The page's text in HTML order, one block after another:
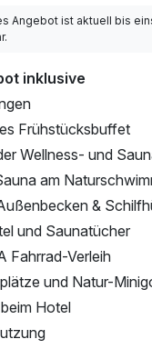
Angebot ist aktuell bis
inklusive
Frühstücksbuffet
Wellness- und
am
&
und Saunatücher
Fahrrad-Verleih
und Natur-
Hotel